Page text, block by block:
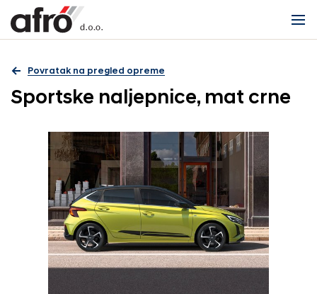
Povratak na pregled opreme
Sportske naljepnice, mat crne